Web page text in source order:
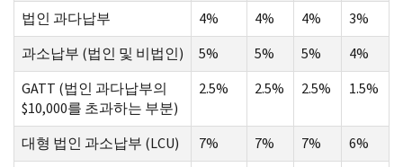
법인 과다납부 4% 4% 4%
3%
과소납부 (법인 및 비법인)
5% 5% 5%
4%
GATT (법인 과다납부의
$10,000를 초과하는 부분)
2.5% 2.5% 2.5% 1.5%
대형 법인 과소납부 (LCU) 7% 7% 7%
6%